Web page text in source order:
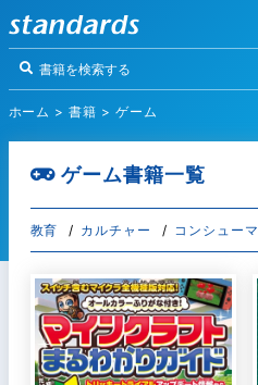
ホーム >書籍 >ゲーム
ゲーム書籍一覧
教育 カルチャー コンシューマ